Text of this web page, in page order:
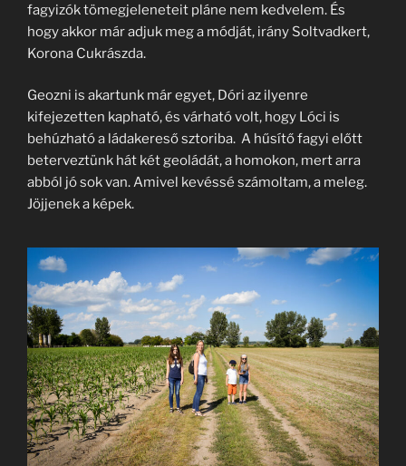
fagyizók tömegjeleneteit pláne nem kedvelem. És
hogy akkor már adjuk meg a módját, irány Soltvadkert,
Korona Cukrászda.
Geozni is akartunk már egyet, Dóri az ilyenre
kifejezetten kapható, és várható volt, hogy Lóci is
behúzható a ládakereső sztoriba. A hűsítő fagyi előtt
beterveztünk hát két geoládát, a homokon, mert arra
abból jó sok van. Amivel kevéssé számoltam, a meleg.
Jöjjenek a képek.